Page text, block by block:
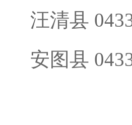
汪清县
安图县